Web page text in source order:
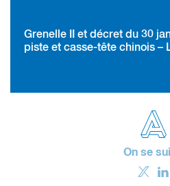
Grenelle II et décret du 30
piste et casse-tête chinois –
On se